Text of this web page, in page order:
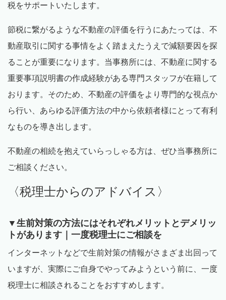
税をサポートいたします。
節税に繋がるような不動産の評価を行うにあたっては、不
動産取引に関する事情をよく踏まえたうえで減額要因を探
ることが重要になります。当事務所には、不動産に関する
重要事項説明書の作成経験がある専門スタッフが在籍して
おります。そのため、不動産の評価をより専門的な視点か
ら行い、あらゆる評価方法の中から依頼者様にとって有利
なものを導き出します。
不動産の相続を抱えていらっしゃる方は、ぜひ当事務所に
ご相談ください。
〈税理士からのアドバイス〉
▼生前対策の方法にはそれぞれメリットとデメリッ
トがあります｜一度税理士にご相談を
インターネットなどで生前対策の情報がさまざま出回って
いますが、実際にご自身でやってみようという前に、一度
税理士に相談されることをおすすめします。